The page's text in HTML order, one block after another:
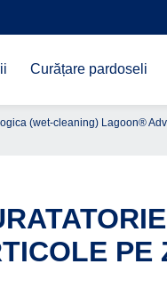
Curățare pardoseli
(wet-cleaning) Lagoon®
PE